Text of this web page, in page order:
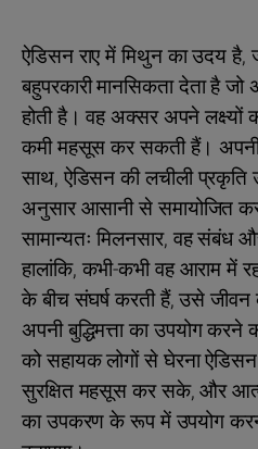
ऐडिसन राए में मिथुन का उदय
बहुपरकारी मानसिकता देता है
होती है। वह अक्सर अपने लक्ष्यों
कमी महसूस कर सकती हैं। अपनी
साथ, ऐडिसन की लचीली प्रकृति
अनुसार आसानी से समायोजित
सामान्यतः मिलनसार, वह संबंध
हालांकि, कभी-कभी वह आराम में
के बीच संघर्ष करती हैं, उसे
अपनी बुद्धिमत्ता का उपयोग
को सहायक लोगों से घेरना
सुरक्षित महसूस कर सके, और
का उपकरण के रूप में उपयोग